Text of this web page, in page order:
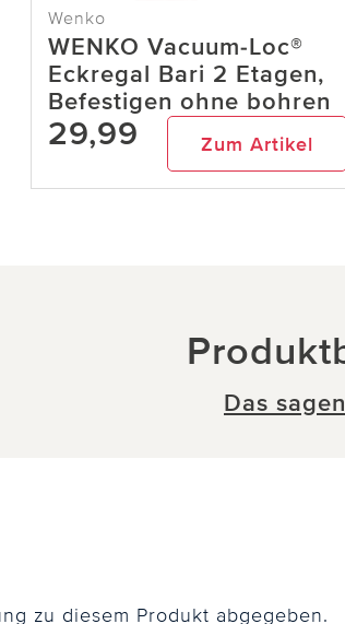
Wenko
WENKO Vacuum-Loc®
Eckregal Bari 2 Etagen,
Befestigen ohne bohren
29,99 Zum Artikel
Das
zu diesem Produkt abgegeben.